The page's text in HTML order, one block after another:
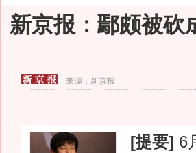
新京报：鄢颇被砍
来源： 新京报
[提要] 6